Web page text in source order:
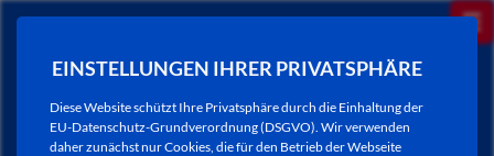
EINSTELLUNGEN IHRER PRIVATSPHÄRE
Diese Website schützt Ihre Privatsphäre durch die Einhaltung der
EU-Datenschutz-Grundverordnung (DSGVO). Wir verwenden
daher zunächst nur Cookies, die für den Betrieb der Webseite